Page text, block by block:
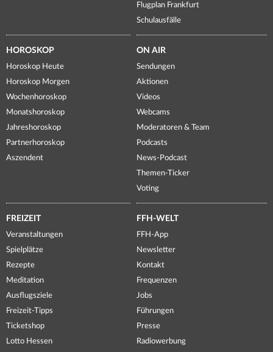
Flugplan Frankfurt
Schulausfälle
HOROSKOP
Horoskop Heute
Horoskop Morgen
Wochenhoroskop
Monatshoroskop
Jahreshoroskop
Partnerhoroskop
Aszendent
ON AIR
Sendungen
Aktionen
Videos
Webcams
Moderatoren & Team
Podcasts
News-Podcast
Themen-Ticker
Voting
FREIZEIT
Veranstaltungen
Spielplätze
Rezepte
Meditation
Ausflugsziele
Freizeit-Tipps
Ticketshop
Lotto Hessen
FFH-WELT
FFH-App
Newsletter
Kontakt
Frequenzen
Jobs
Führungen
Presse
Radiowerbung